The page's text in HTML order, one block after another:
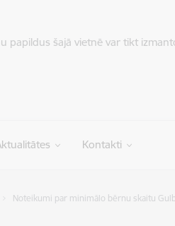
šajā vietnē var tikt
Kontakti
Noteikumi par minimālo bērnu skaitu